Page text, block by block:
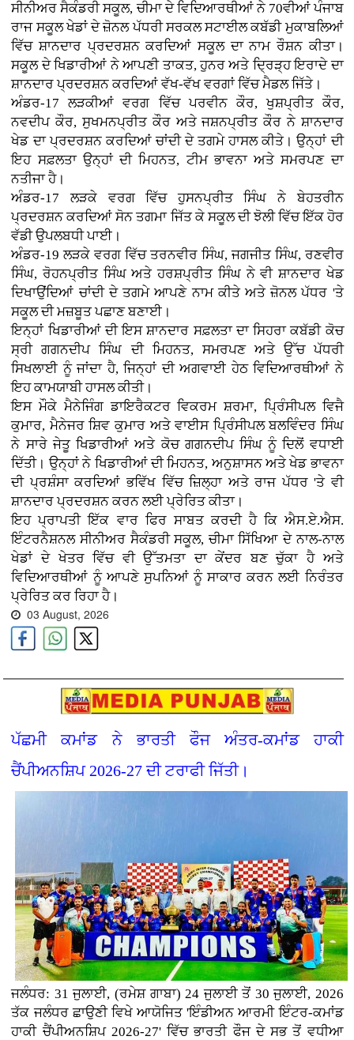
ਸੀਨੀਅਰ ਸੈਕੰਡਰੀ ਸਕੂਲ, ਚੀਮਾ ਦੇ ਵਿਦਿਆਰਥੀਆਂ ਨੇ 70ਵੀਆਂ ਪੰਜਾਬ
ਰਾਜ ਸਕੂਲ ਖੇਡਾਂ ਦੇ ਜ਼ੋਨਲ ਪੱਧਰੀ ਸਰਕਲ ਸਟਾਈਲ ਕਬੱਡੀ ਮੁਕਾਬਲਿਆਂ
ਵਿੱਚ ਸ਼ਾਨਦਾਰ ਪ੍ਰਦਰਸ਼ਨ ਕਰਦਿਆਂ ਸਕੂਲ ਦਾ ਨਾਮ ਰੌਸ਼ਨ ਕੀਤਾ।
ਸਕੂਲ ਦੇ ਖਿਡਾਰੀਆਂ ਨੇ ਆਪਣੀ ਤਾਕਤ, ਹੁਨਰ ਅਤੇ ਦ੍ਰਿੜ੍ਹ ਇਰਾਦੇ ਦਾ
ਸ਼ਾਨਦਾਰ ਪ੍ਰਦਰਸ਼ਨ ਕਰਦਿਆਂ ਵੱਖ-ਵੱਖ ਵਰਗਾਂ ਵਿੱਚ ਮੈਡਲ ਜਿੱਤੇ।
ਅੰਡਰ-17 ਲੜਕੀਆਂ ਵਰਗ ਵਿੱਚ ਪਰਵੀਨ ਕੌਰ, ਖੁਸ਼ਪ੍ਰੀਤ ਕੌਰ,
ਨਵਦੀਪ ਕੌਰ, ਸੁਖਮਨਪ੍ਰੀਤ ਕੌਰ ਅਤੇ ਜਸ਼ਨਪ੍ਰੀਤ ਕੌਰ ਨੇ ਸ਼ਾਨਦਾਰ
ਖੇਡ ਦਾ ਪ੍ਰਦਰਸ਼ਨ ਕਰਦਿਆਂ ਚਾਂਦੀ ਦੇ ਤਗਮੇ ਹਾਸਲ ਕੀਤੇ। ਉਨ੍ਹਾਂ ਦੀ
ਇਹ ਸਫ਼ਲਤਾ ਉਨ੍ਹਾਂ ਦੀ ਮਿਹਨਤ, ਟੀਮ ਭਾਵਨਾ ਅਤੇ ਸਮਰਪਣ ਦਾ
ਨਤੀਜਾ ਹੈ।
ਅੰਡਰ-17 ਲੜਕੇ ਵਰਗ ਵਿੱਚ ਹੁਸਨਪ੍ਰੀਤ ਸਿੰਘ ਨੇ ਬੇਹਤਰੀਨ
ਪ੍ਰਦਰਸ਼ਨ ਕਰਦਿਆਂ ਸੋਨ ਤਗਮਾ ਜਿੱਤ ਕੇ ਸਕੂਲ ਦੀ ਝੋਲੀ ਵਿੱਚ ਇੱਕ ਹੋਰ
ਵੱਡੀ ਉਪਲਬਧੀ ਪਾਈ।
ਅੰਡਰ-19 ਲੜਕੇ ਵਰਗ ਵਿੱਚ ਤਰਨਵੀਰ ਸਿੰਘ, ਜਗਜੀਤ ਸਿੰਘ, ਰਣਵੀਰ
ਸਿੰਘ, ਰੋਹਨਪ੍ਰੀਤ ਸਿੰਘ ਅਤੇ ਹਰਸ਼ਪ੍ਰੀਤ ਸਿੰਘ ਨੇ ਵੀ ਸ਼ਾਨਦਾਰ ਖੇਡ
ਦਿਖਾਉਂਦਿਆਂ ਚਾਂਦੀ ਦੇ ਤਗਮੇ ਆਪਣੇ ਨਾਮ ਕੀਤੇ ਅਤੇ ਜ਼ੋਨਲ ਪੱਧਰ 'ਤੇ
ਸਕੂਲ ਦੀ ਮਜ਼ਬੂਤ ਪਛਾਣ ਬਣਾਈ।
ਇਨ੍ਹਾਂ ਖਿਡਾਰੀਆਂ ਦੀ ਇਸ ਸ਼ਾਨਦਾਰ ਸਫ਼ਲਤਾ ਦਾ ਸਿਹਰਾ ਕਬੱਡੀ ਕੋਚ
ਸ੍ਰੀ ਗਗਨਦੀਪ ਸਿੰਘ ਦੀ ਮਿਹਨਤ, ਸਮਰਪਣ ਅਤੇ ਉੱਚ ਪੱਧਰੀ
ਸਿਖਲਾਈ ਨੂੰ ਜਾਂਦਾ ਹੈ, ਜਿਨ੍ਹਾਂ ਦੀ ਅਗਵਾਈ ਹੇਠ ਵਿਦਿਆਰਥੀਆਂ ਨੇ
ਇਹ ਕਾਮਯਾਬੀ ਹਾਸਲ ਕੀਤੀ।
ਇਸ ਮੌਕੇ ਮੈਨੇਜਿੰਗ ਡਾਇਰੈਕਟਰ ਵਿਕਰਮ ਸ਼ਰਮਾ, ਪ੍ਰਿੰਸੀਪਲ ਵਿਜੈ
ਕੁਮਾਰ, ਮੈਨੇਜਰ ਸ਼ਿਵ ਕੁਮਾਰ ਅਤੇ ਵਾਈਸ ਪ੍ਰਿੰਸੀਪਲ ਬਲਵਿੰਦਰ ਸਿੰਘ
ਨੇ ਸਾਰੇ ਜੇਤੂ ਖਿਡਾਰੀਆਂ ਅਤੇ ਕੋਚ ਗਗਨਦੀਪ ਸਿੰਘ ਨੂੰ ਦਿਲੋਂ ਵਧਾਈ
ਦਿੱਤੀ। ਉਨ੍ਹਾਂ ਨੇ ਖਿਡਾਰੀਆਂ ਦੀ ਮਿਹਨਤ, ਅਨੁਸ਼ਾਸਨ ਅਤੇ ਖੇਡ ਭਾਵਨਾ
ਦੀ ਪ੍ਰਸ਼ੰਸਾ ਕਰਦਿਆਂ ਭਵਿੱਖ ਵਿੱਚ ਜ਼ਿਲ੍ਹਾ ਅਤੇ ਰਾਜ ਪੱਧਰ 'ਤੇ ਵੀ
ਸ਼ਾਨਦਾਰ ਪ੍ਰਦਰਸ਼ਨ ਕਰਨ ਲਈ ਪ੍ਰੇਰਿਤ ਕੀਤਾ।
ਇਹ ਪ੍ਰਾਪਤੀ ਇੱਕ ਵਾਰ ਫਿਰ ਸਾਬਤ ਕਰਦੀ ਹੈ ਕਿ ਐਸ.ਏ.ਐਸ.
ਇੰਟਰਨੈਸ਼ਨਲ ਸੀਨੀਅਰ ਸੈਕੰਡਰੀ ਸਕੂਲ, ਚੀਮਾ ਸਿੱਖਿਆ ਦੇ ਨਾਲ-ਨਾਲ
ਖੇਡਾਂ ਦੇ ਖੇਤਰ ਵਿੱਚ ਵੀ ਉੱਤਮਤਾ ਦਾ ਕੇਂਦਰ ਬਣ ਚੁੱਕਾ ਹੈ ਅਤੇ
ਵਿਦਿਆਰਥੀਆਂ ਨੂੰ ਆਪਣੇ ਸੁਪਨਿਆਂ ਨੂੰ ਸਾਕਾਰ ਕਰਨ ਲਈ ਨਿਰੰਤਰ
ਪ੍ਰੇਰਿਤ ਕਰ ਰਿਹਾ ਹੈ।
03 August, 2026
ਪੱਛਮੀ ਕਮਾਂਡ ਨੇ ਭਾਰਤੀ ਫੌਜ ਅੰਤਰ-ਕਮਾਂਡ ਹਾਕੀ
ਚੈਂਪੀਅਨਸ਼ਿਪ 2026-27 ਦੀ ਟਰਾਫੀ ਜਿੱਤੀ।
ਜਲੰਧਰ: 31 ਜੁਲਾਈ, (ਰਮੇਸ਼ ਗਾਬਾ) 24 ਜੁਲਾਈ ਤੋਂ 30 ਜੁਲਾਈ, 2026
ਤੱਕ ਜਲੰਧਰ ਛਾਉਣੀ ਵਿਖੇ ਆਯੋਜਿਤ 'ਇੰਡੀਅਨ ਆਰਮੀ ਇੰਟਰ-ਕਮਾਂਡ
ਹਾਕੀ ਚੈਂਪੀਅਨਸ਼ਿਪ 2026-27' ਵਿੱਚ ਭਾਰਤੀ ਫੌਜ ਦੇ ਸਭ ਤੋਂ ਵਧੀਆ